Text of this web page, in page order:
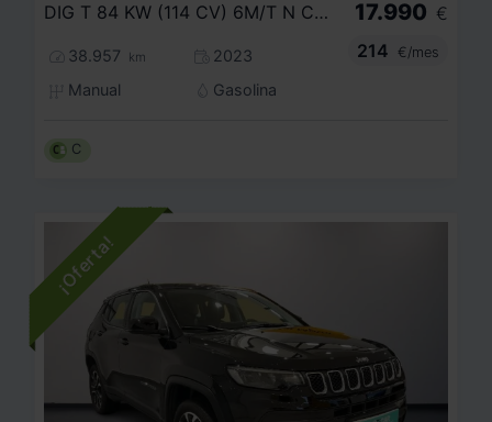
DIG T 84 KW (114 CV) 6M/T N CONNECTA
38.957 km
2023
Manual
Gasolina
17.990 €
214
€/mes
C